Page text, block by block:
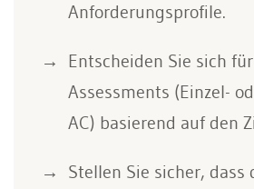
Anforderungsprofile.
Entscheiden Sie sich
Assessments (Einzel-
AC) basierend auf den
Stellen Sie sicher, dass